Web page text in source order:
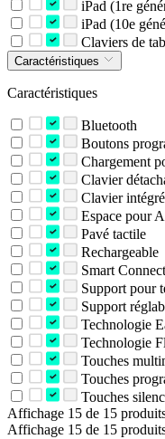
iPad (1re
iPad (10e
Claviers de
Caractéristiques
Caractéristiques
Bluetooth
Boutons
Chargement
Clavier
Clavier intégré
Espace pour
Pavé tactile
Rechargeable
Smart
Support pour
Support
Technologie
Technologie
Touches
Touches
Touches
Affichage 15 de 15
Affichage 15 de 15